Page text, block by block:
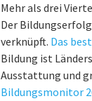
Mehr als drei
Der
verknüpft. Das
Bildung ist
Ausstattung und
Bildungsmonitor